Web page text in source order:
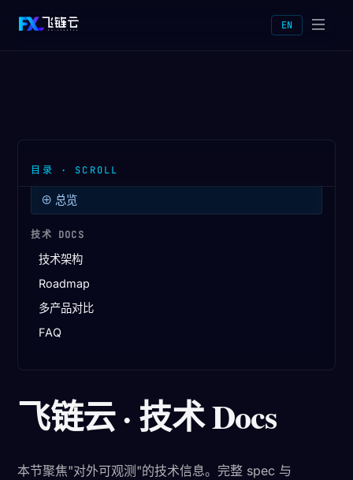
EN
⊕ 总览
技术 DOCS
技术架构
Roadmap
多产品对比
FAQ
飞链云 · 技术 Docs
本节聚焦"对外可观测"的技术信息。完整 spec 与